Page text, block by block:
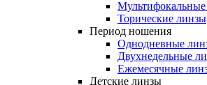
Торические линзы
Период ношения
Однодневные
Двухнедельные
Ежемесячные
Детские линзы